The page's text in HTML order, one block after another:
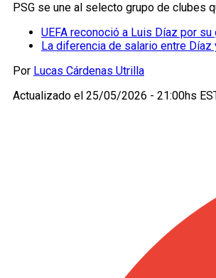
PSG se une al selecto grupo de clubes
UEFA reconoció a Luis Díaz por su
La diferencia de salario entre
Por Lucas Cárdenas Utrilla
Actualizado el 25/05/2026 - 21:00hs